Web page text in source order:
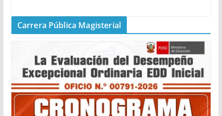
Carrera Pública Magisterial